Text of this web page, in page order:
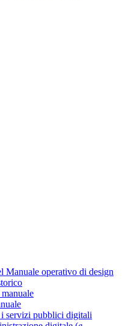
Manuale operativo di design
servizi pubblici digitali